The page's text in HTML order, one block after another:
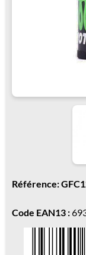
Référence:
Code EAN13 :